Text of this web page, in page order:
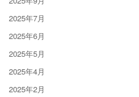
2025年7月
2025年6月
2025年5月
2025年4月
2025年2月